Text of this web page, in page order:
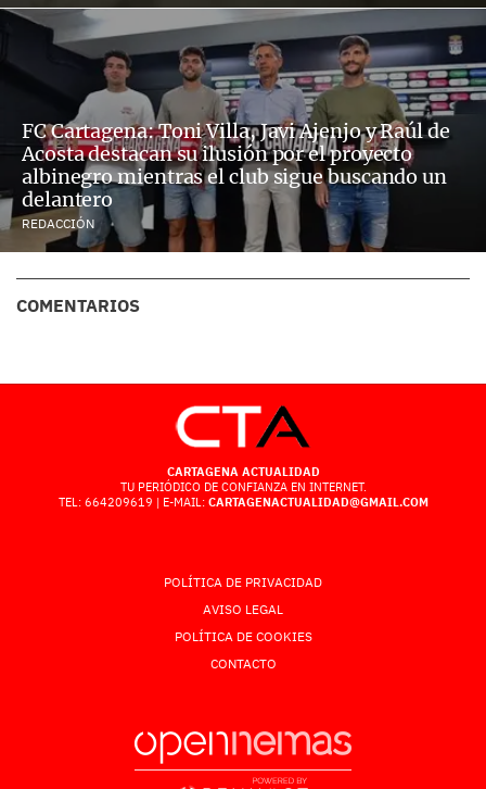
FC Cartagena: Toni Villa, Javi Ajenjo y Raúl de
Acosta destacan su ilusión por el proyecto
albinegro mientras el club sigue buscando un
delantero
REDACCIÓN
COMENTARIOS
CARTAGENA ACTUALIDAD
TU PERIÓDICO DE CONFIANZA EN INTERNET.
TEL: 664209619 | E-MAIL: CARTAGENACTUALIDAD@GMAIL.COM
POLÍTICA DE PRIVACIDAD
AVISO LEGAL
POLÍTICA DE COOKIES
CONTACTO